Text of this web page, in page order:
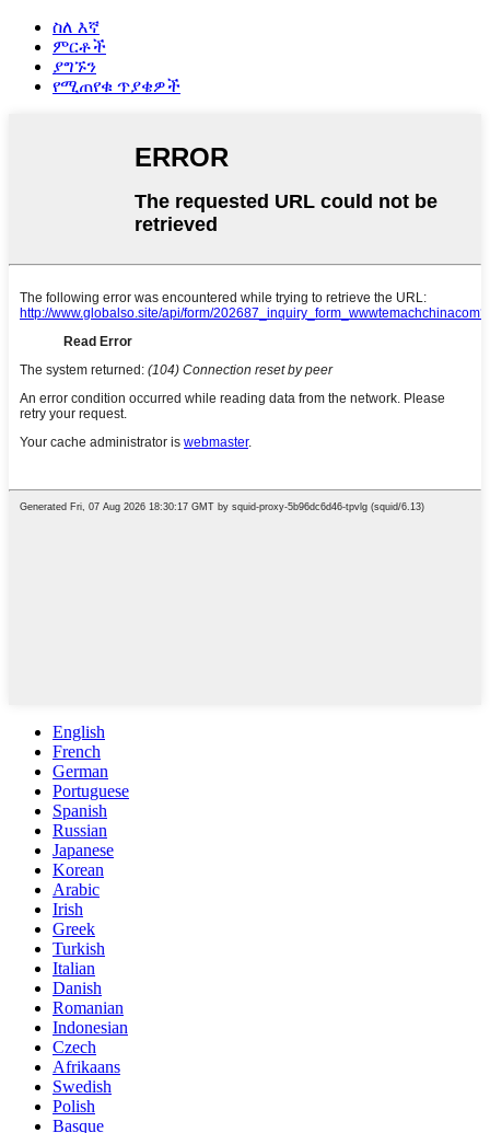
ስለ እኛ
ምርቶች
ያግኙን
የሚጠየቁ ጥያቄዎች
English
French
German
Portuguese
Spanish
Russian
Japanese
Korean
Arabic
Irish
Greek
Turkish
Italian
Danish
Romanian
Indonesian
Czech
Afrikaans
Swedish
Polish
Basque